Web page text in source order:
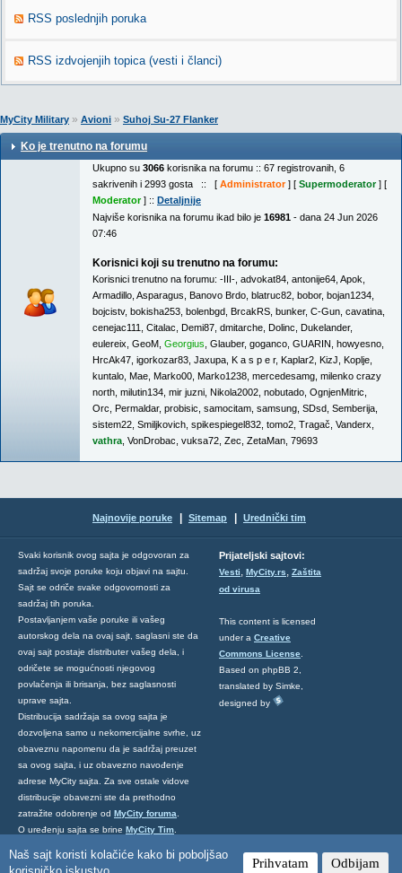
Naš sajt koristi kolačiće kako bi poboljšao
Prihvatam Odbijam
RSS poslednjih poruka
RSS izdvojenjih topica (vesti i članci)
MyCity Military » Avioni » Suhoj Su-27 Flanker
Ko je trenutno na forumu
Ukupno su 3066 korisnika na forumu :: 67 registrovanih, 6
sakrivenih i 2993 gosta :: [ Administrator] [ Supermoderator] [
Moderator] :: Detaljnije
Najviše korisnika na forumu ikad bilo je 16981 - dana 24 Jun 2026
07:46
Korisnici koji su trenutno na forumu:
Korisnici trenutno na forumu: -III- advokat84 antonije64 Apok
Armadillo Asparagus Banovo Brdo blatruc82 bobor, bojan1234
bojcistv, bokisha253 bolenbgd BrcakRS bunker, C-Gun cavatina
cenejac111
Citalac Demi87 dmitarche Dolinc Dukelander,
eulereix GeoM Georgius Glauber, goganco GUARIN howyesno
HrcAk47 igorkozar83 Jaxupa K a s p e r, Kaplar2 KizJ Koplje
kuntalo Mae Marko00 Marko1238 mercedesamg milenko crazy
north milutin134 mir juzni Nikola2002 nobutado OgnjenMitric
Orc Permaldar, probisic samocitam samsung SDsd Semberija
sistem22 Smiljkovich spikespiegel832 tomo2 Tragač Vanderx
vathra VonDrobac vuksa72 Zec ZetaMan 79693
Najnovije poruke Sitemap Urednički tim
Svaki korisnik ovog sajta je odgovoran za
sadržaj svoje poruke koju objavi na sajtu.
Sajt se odriče svake odgovornosti za
sadržaj tih poruka.
Postavljanjem vaše poruke ili vašeg
autorskog dela na ovaj sajt, saglasni ste da
ovaj sajt postaje distributer vašeg dela, i
odričete se mogućnosti njegovog
povlačenja ili brisanja, bez saglasnosti
uprave sajta.
Distribucija sadržaja sa ovog sajta je
dozvoljena samo u nekomercijalne svrhe, uz
obaveznu napomenu da je sadržaj preuzet
sa ovog sajta, i uz obavezno navođenje
adrese MyCity sajta. Za sve ostale vidove
distribucije obavezni ste da prethodno
zatražite odobrenje od MyCity foruma
O uređenju sajta se brine MyCity Tim
ovde.
Prijateljski sajtovi:
Vesti, MyCity.rs, Zaštita
od virusa
This content is licensed
under a Creative
Commons License
Based on phpBB 2,
translated by Simke,
designed by